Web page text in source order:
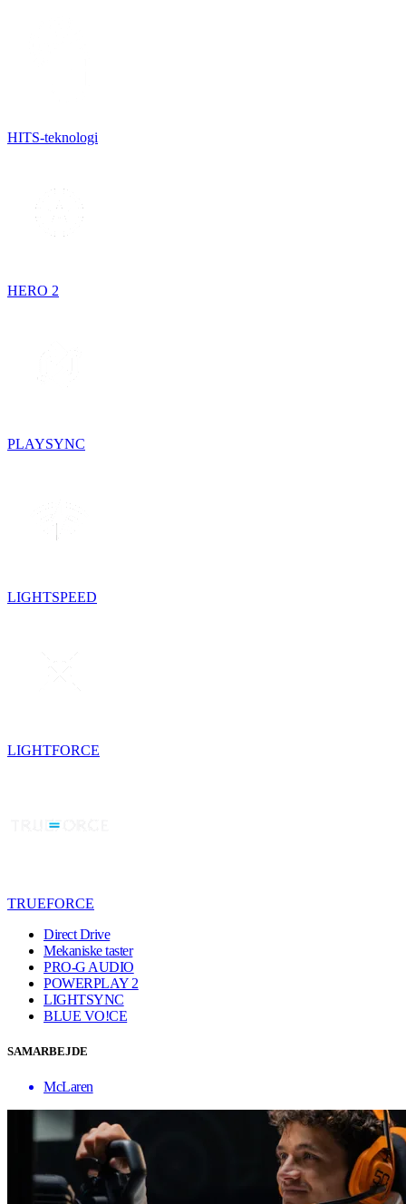
HITS-teknologi
HERO 2
PLAYSYNC
LIGHTSPEED
LIGHTFORCE
TRUEFORCE
Direct Drive
Mekaniske taster
PRO-G AUDIO
POWERPLAY 2
LIGHTSYNC
BLUE VO!CE
SAMARBEJDE
McLaren